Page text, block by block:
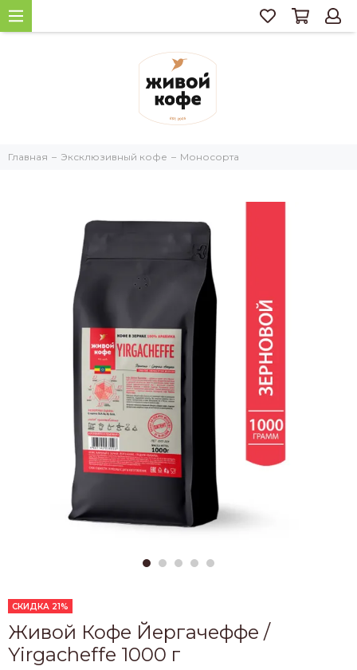
Главная Эксклюзивный кофе Моносорта
СКИДКА 21%
Живой Кофе Йергачеффе /
Yirgacheffe 1000 г